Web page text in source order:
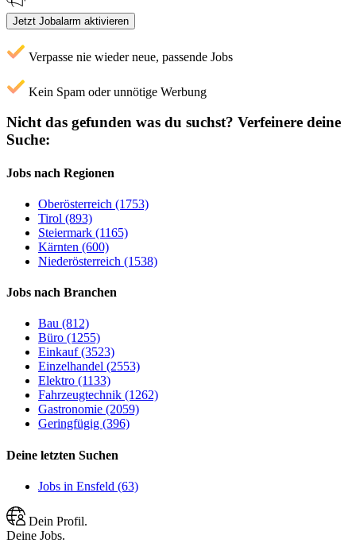
Jetzt Jobalarm aktivieren
Verpasse nie wieder neue, passende Jobs
Kein Spam oder unnötige Werbung
Nicht das gefunden was du suchst? Verfeinere deine
Suche:
Jobs nach Regionen
Oberösterreich (1753)
Tirol (893)
Steiermark (1165)
Kärnten (600)
Niederösterreich (1538)
Jobs nach Branchen
Bau (812)
Büro (1255)
Einkauf (3523)
Einzelhandel (2553)
Elektro (1133)
Fahrzeugtechnik (1262)
Gastronomie (2059)
Geringfügig (396)
Deine letzten Suchen
Jobs in Ensfeld (63)
Dein Profil.
Deine Jobs.